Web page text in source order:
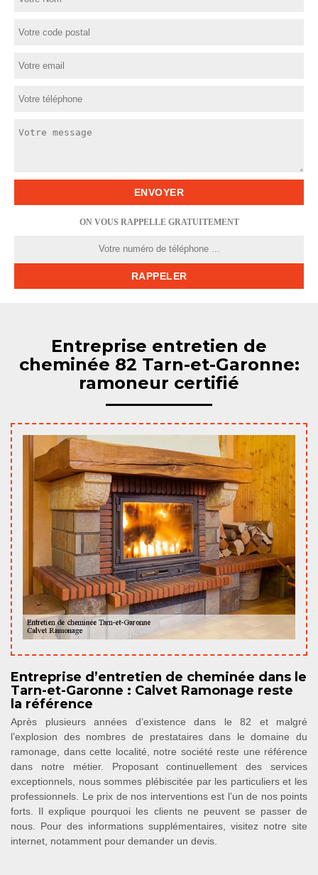
ON VOUS RAPPELLE GRATUITEMENT
Entreprise entretien de
cheminée 82 Tarn-et-Garonne:
ramoneur certifié
Entreprise d’entretien de cheminée dans le
Tarn-et-Garonne : Calvet Ramonage reste
la référence
Après plusieurs années d’existence dans le 82 et malgré
l’explosion des nombres de prestataires dans le domaine du
ramonage, dans cette localité, notre société reste une référence
dans notre métier. Proposant continuellement des services
exceptionnels, nous sommes plébiscitée par les particuliers et les
professionnels. Le prix de nos interventions est l’un de nos points
forts. Il explique pourquoi les clients ne peuvent se passer de
nous. Pour des informations supplémentaires, visitez notre site
internet, notamment pour demander un devis.